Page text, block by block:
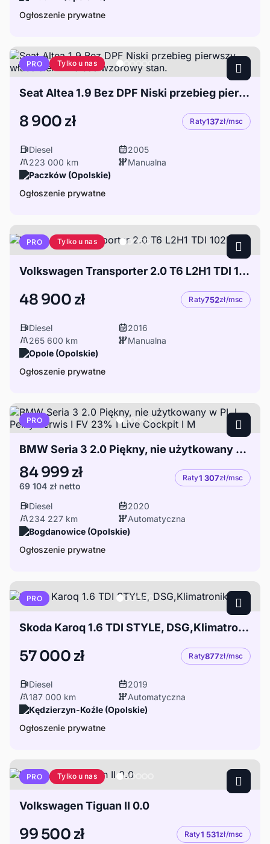
Ogłoszenie prywatne
PRO Tylko u nas
Seat Altea 1.9 Bez DPF Niski przebieg pierwszy właściciel w Polsce wzorowy stan.
8 900 zł Raty137zł/msc
Diesel
2005
223 000 km
Manualna
Paczków (Opolskie)
Ogłoszenie prywatne
PRO Tylko u nas
Volkswagen Transporter 2.0 T6 L2H1 TDI 102kM
48 900 zł Raty752zł/msc
Diesel
2016
265 600 km
Manualna
Opole (Opolskie)
Ogłoszenie prywatne
PRO
BMW Seria 3 2.0 Piękny, nie użytkowany w PL I Pełny Serwis I FV 23% I Live Cockpit I M
84 999 zł
69 104 zł netto
Raty1 307zł/msc
Diesel
2020
234 227 km
Automatyczna
Bogdanowice (Opolskie)
Ogłoszenie prywatne
PRO
Skoda Karoq 1.6 TDI STYLE, DSG,Klimatronik,LED
57 000 zł Raty877zł/msc
Diesel
2019
187 000 km
Automatyczna
Kędzierzyn-Koźle (Opolskie)
Ogłoszenie prywatne
PRO Tylko u nas
Volkswagen Tiguan II 0.0
99 500 zł Raty1 531zł/msc